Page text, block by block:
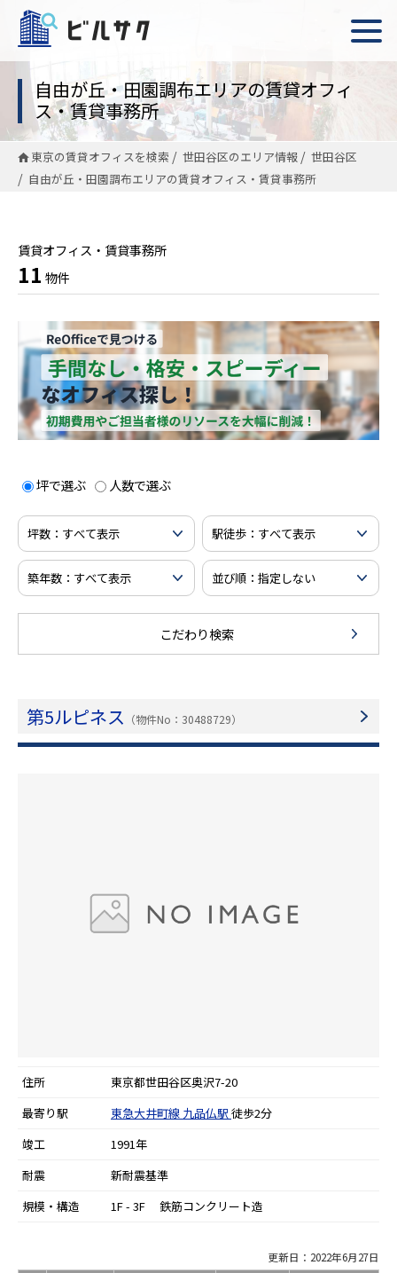
自由が丘・田園調布エリアの賃貸オフィ
ス・賃貸事務所
東京の賃貸オフィスを検索 世田谷区のエリア情報
世田谷区
自由が丘・田園調布エリアの賃貸オフィス・賃貸事務所
賃貸オフィス・賃貸事務所
11 物件
坪で選ぶ 人数で選ぶ
こだわり検索
第5ルピネス （物件No：30488729）
住所
東京都世田谷区奥沢7-20
最寄り駅
東急大井町線 九品仏駅 徒歩2分
竣工
1991年
耐震
新耐震基準
規模・構造
1F - 3F 鉄筋コンクリート造
更新日：2022年6月27日